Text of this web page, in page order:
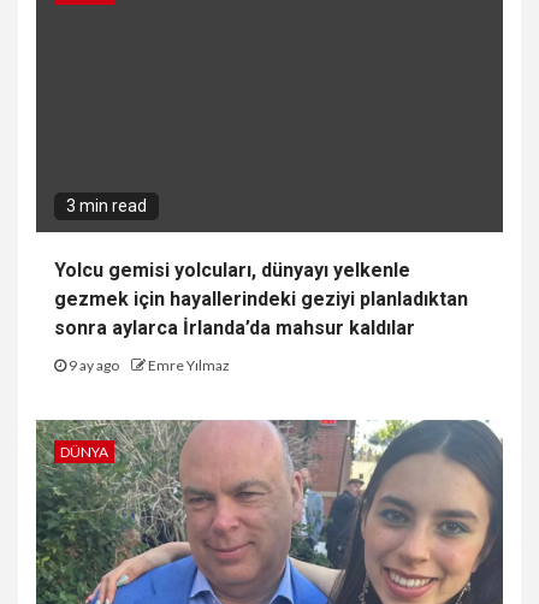
3 min read
Yolcu gemisi yolcuları, dünyayı yelkenle
gezmek için hayallerindeki geziyi planladıktan
sonra aylarca İrlanda’da mahsur kaldılar
9 ay ago Emre Yılmaz
DÜNYA